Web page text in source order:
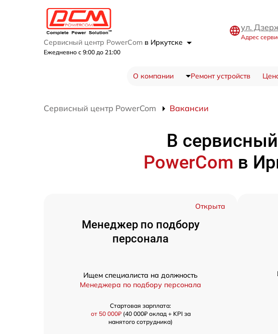
Сервисный центр PowerCom в Иркутске
Ежедневно с 9:00 до 21:00
ул.
Адрес
О компании Ремонт устройств
Сервисный центр PowerCom Вакансии
В
PowerCom в
Открыта
Менеджер по подбору
персонала
Ищем специалиста на должность
Менеджера по подбору персонала
Стартовая зарплата:
от 50 000₽(40 000₽ оклад + KPI за
нанятого сотрудника)